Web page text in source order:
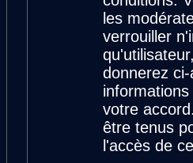
les
verrouiller
donnerez
votre
être tenus
l'accès de